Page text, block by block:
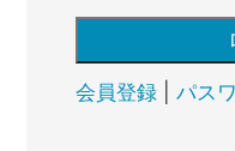
会員登録| パス